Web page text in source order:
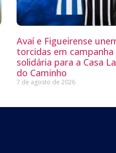
Avaí e Figueirense
torcidas em campanha
solidária para a Casa
do Caminho
7 de agosto de 2026